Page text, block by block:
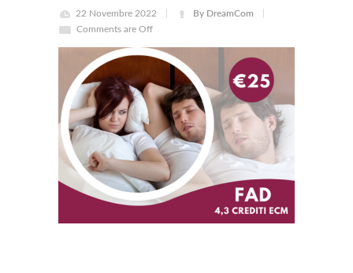
22 Novembre 2022
By DreamCom
Comments are Off